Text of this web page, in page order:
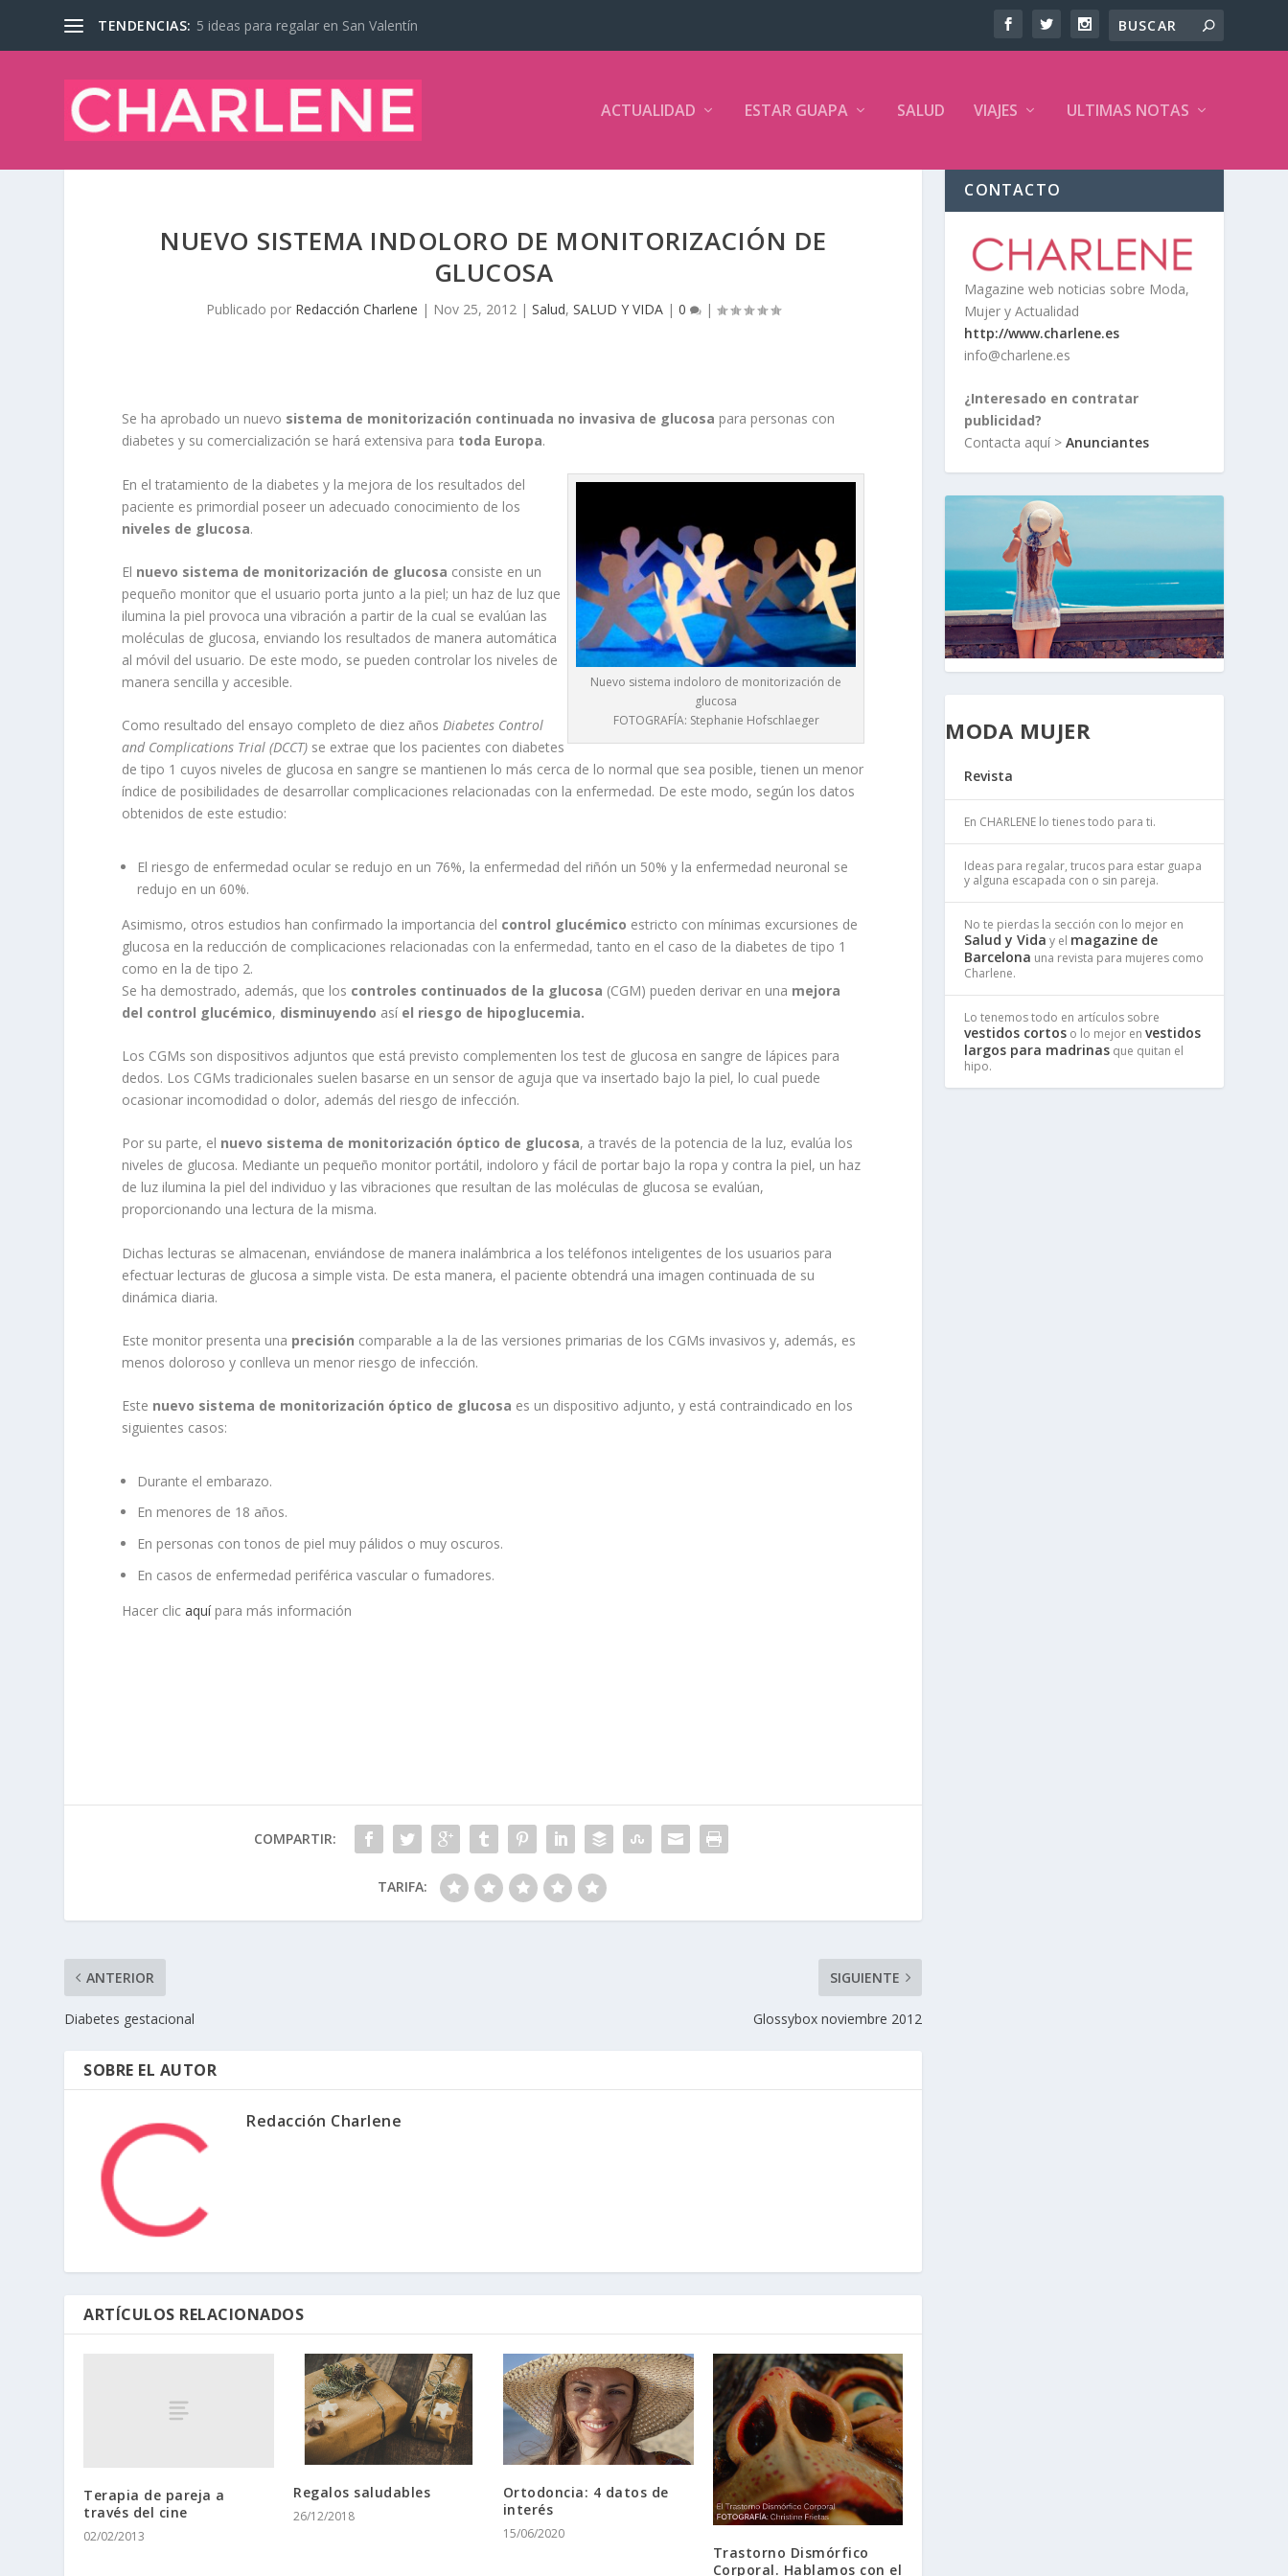
TENDENCIAS: 5 ideas para regalar en San Valentín
ACTUALIDAD ESTAR GUAPA SALUD VIAJES ULTIMAS NOTAS
NUEVO SISTEMA INDOLORO DE MONITORIZACIÓN DE
GLUCOSA
Publicado por Redacción Charlene | Nov 25, 2012 |Salud,SALUD Y VIDA |0 |
Se ha aprobado un nuevo sistema de monitorización continuada no invasiva de glucosa para personas con
diabetes y su comercialización se hará extensiva para toda Europa.
Nuevo sistema indoloro de monitorización de
glucosa
FOTOGRAFÍA: Stephanie Hofschlaeger
En el tratamiento de la diabetes y la mejora de los resultados del
paciente es primordial poseer un adecuado conocimiento de los
niveles de glucosa.
El nuevo sistema de monitorización de glucosa consiste en un
pequeño monitor que el usuario porta junto a la piel; un haz de luz que
ilumina la piel provoca una vibración a partir de la cual se evalúan las
moléculas de glucosa, enviando los resultados de manera automática
al móvil del usuario. De este modo, se pueden controlar los niveles de
manera sencilla y accesible.
Como resultado del ensayo completo de diez añosDiabetes Control
and Complications Trial (DCCT) se extrae que los pacientes con diabetes
de tipo 1 cuyos niveles de glucosa en sangre se mantienen lo más cerca de lo normal que sea posible, tienen un menor
índice de posibilidades de desarrollar complicaciones relacionadas con la enfermedad. De este modo, según los datos
obtenidos de este estudio:
El riesgo de enfermedad ocular se redujo en un 76%, la enfermedad del riñón un 50% y la enfermedad neuronal se
redujo en un 60%.
Asimismo, otros estudios han confirmado la importancia del control glucémico estricto con mínimas excursiones de
glucosa en la reducción de complicaciones relacionadas con la enfermedad, tanto en el caso de la diabetes de tipo 1
como en la de tipo 2.
Se ha demostrado, además, que los controles continuados de la glucosa (CGM) pueden derivar en una mejora
del control glucémico, disminuyendo así el riesgo de hipoglucemia.
Los CGMs son dispositivos adjuntos que está previsto complementen los test de glucosa en sangre de lápices para
dedos. Los CGMs tradicionales suelen basarse en un sensor de aguja que va insertado bajo la piel, lo cual puede
ocasionar incomodidad o dolor, además del riesgo de infección.
Por su parte, el nuevo sistema de monitorización óptico de glucosa, a través de la potencia de la luz, evalúa los
niveles de glucosa. Mediante un pequeño monitor portátil, indoloro y fácil de portar bajo la ropa y contra la piel, un haz
de luz ilumina la piel del individuo y las vibraciones que resultan de las moléculas de glucosa se evalúan,
proporcionando una lectura de la misma.
Dichas lecturas se almacenan, enviándose de manera inalámbrica a los teléfonos inteligentes de los usuarios para
efectuar lecturas de glucosa a simple vista. De esta manera, el paciente obtendrá una imagen continuada de su
dinámica diaria.
Este monitor presenta una precisión comparable a la de las versiones primarias de los CGMs invasivos y, además, es
menos doloroso y conlleva un menor riesgo de infección.
Este nuevo sistema de monitorización óptico de glucosa es un dispositivo adjunto, y está contraindicado en los
siguientes casos:
Durante el embarazo.
En menores de 18 años.
En personas con tonos de piel muy pálidos o muy oscuros.
En casos de enfermedad periférica vascular o fumadores.
Hacer clicaquípara más información
COMPARTIR:
TARIFA:
ANTERIOR
Diabetes gestacional
SIGUIENTE
Glossybox noviembre 2012
SOBRE EL AUTOR
Redacción Charlene
ARTÍCULOS RELACIONADOS
Terapia de pareja a
través del cine
02/02/2013
Regalos saludables
26/12/2018
Ortodoncia: 4 datos de
interés
15/06/2020
Trastorno Dismórfico
Corporal. Hablamos con el
CONTACTO
Magazine web noticias sobre Moda,
Mujer y Actualidad
http://www.charlene.es
info@charlene.es
¿Interesado en contratar
publicidad?
Contacta aquí >Anunciantes
MODA MUJER
Revista
En CHARLENE lo tienes todo para ti.
Ideas para regalar, trucos para estar guapa
y alguna escapada con o sin pareja.
No te pierdas la sección con lo mejor en
Salud y Vida y el magazine de
Barcelona una revista para mujeres como
Charlene.
Lo tenemos todo en artículos sobre
vestidos cortos o lo mejor envestidos
largos para madrinas que quitan el
hipo.